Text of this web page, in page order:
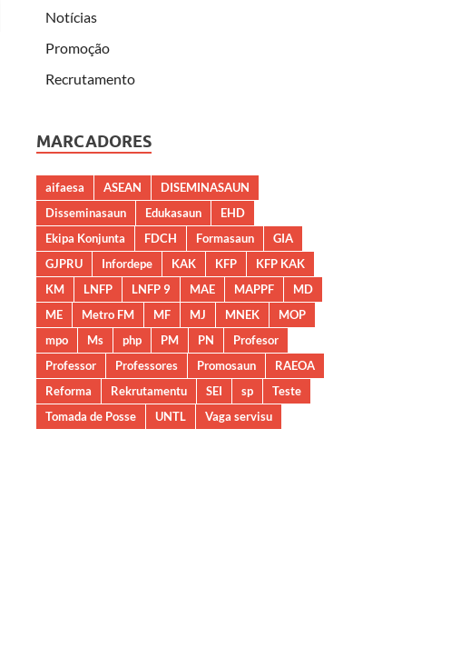
Notícias
Promoção
Recrutamento
MARCADORES
aifaesa ASEAN
DISEMINASAUN
Disseminasaun
Edukasaun
EHD
Ekipa Konjunta
FDCH Formasaun
GIA
GJPRU
Infordepe KAK KFP
KFP KAK
KM
LNFP LNFP 9 MAE MAPPF
MD
ME
Metro FM MF MJ MNEK
MOP
mpo
Ms php PM PN
Profesor
Professor
Professores Promosaun
RAEOA
Reforma
Rekrutamentu SEI sp
Teste
Tomada de Posse
UNTL Vaga servisu